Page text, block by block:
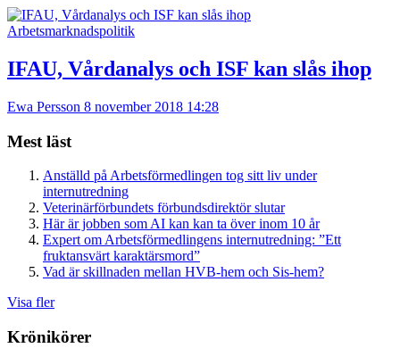
Arbetsmarknadspolitik
IFAU, Vårdanalys och ISF kan slås ihop
Ewa Persson 8 november 2018 14:28
Mest läst
Anställd på Arbetsförmedlingen tog sitt liv under
internutredning
Veterinärförbundets förbundsdirektör slutar
Här är jobben som AI kan kan ta över inom 10 år
Expert om Arbetsförmedlingens internutredning: ”Ett
fruktansvärt karaktärsmord”
Vad är skillnaden mellan HVB-hem och Sis-hem?
Visa fler
Krönikörer